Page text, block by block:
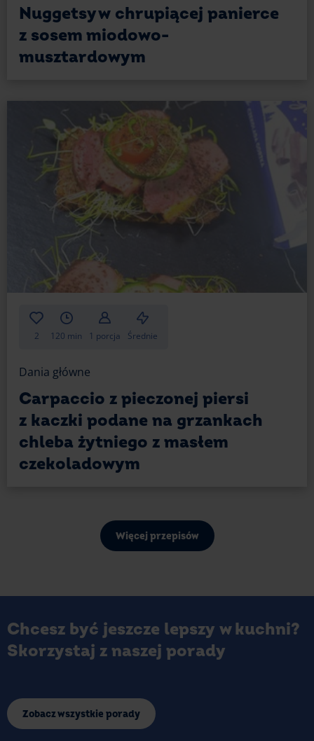
Nuggetsy w chrupiącej panierce
z sosem miodowo-
musztardowym
2 120 min 1 porcja Średnie
Dania główne
Carpaccio z pieczonej piersi
z kaczki podane na grzankach
chleba żytniego z masłem
czekoladowym
Więcej przepisów
Chcesz być jeszcze lepszy w kuchni?
Skorzystaj z naszej porady
Zobacz wszystkie porady